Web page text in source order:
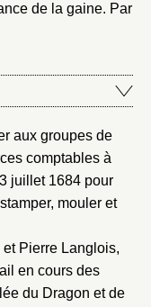
de la gaine. Par
aux groupes de
comptables à
juillet 1684 pour
mouler et
Pierre Langlois,
en cours des
du Dragon et de